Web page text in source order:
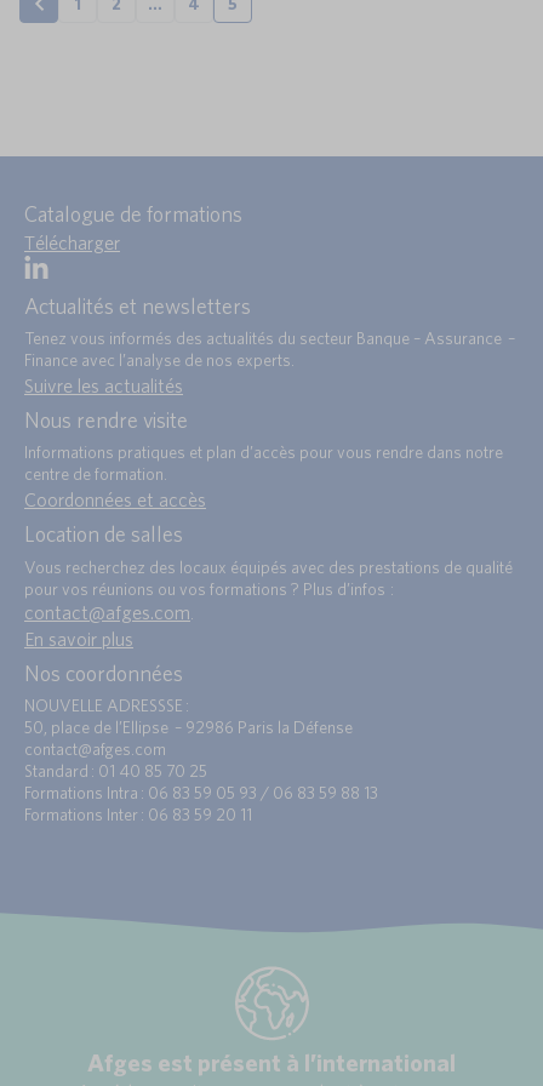
1 2 … 4 5
Catalogue de formations
Télécharger
Actualités et newsletters
Tenez vous informés des actualités du secteur Banque – Assurance –
Finance avec l’analyse de nos experts.
Suivre les actualités
Nous rendre visite
Informations pratiques et plan d’accès pour vous rendre dans notre
centre de formation.
Coordonnées et accès
Location de salles
Vous recherchez des locaux équipés avec des prestations de qualité
pour vos réunions ou vos formations ? Plus d’infos :
contact@afges.com
En savoir plus
Nos coordonnées
NOUVELLE ADRESSSE :
50, place de l’Ellipse – 92986 Paris la Défense
contact@afges.com
Standard : 01 40 85 70 25
Formations Intra : 06 83 59 05 93 / 06 83 59 88 13
Formations Inter : 06 83 59 20 11
Afges est présent à l’international